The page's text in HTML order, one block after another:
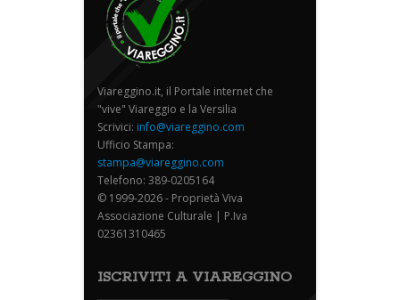
Viareggino.it, il Portale internet che
"vive" Viareggio e la Versilia
Scrivici: info@viareggino.com
Ufficio Stampa:
stampa@viareggino.com
Telefono: 389-0205164
© 1999-2026 - Proprietà Viva
Associazione Culturale | P.Iva
02361310465
ISCRIVITI A VIAREGGINO